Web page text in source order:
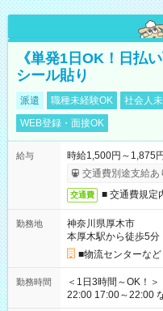
《単発1日OK！日払
シール貼り
派遣 職種未経験OK 社会人
WEB登録・面接OK
給与
時給1,500円～1,875円
交通費別途支給あ
交通費 ■ 交通費規定
勤務地
神奈川県厚木市
本厚木駅から徒歩5分
■物流センターな
勤務時間
＜1日3時間～OK！＞ ▼ 例えば… ▼ 15:00～18:00 15:00～
22:00 17:00～22:00 など こちら以外の時間もお気軽に
ださい！